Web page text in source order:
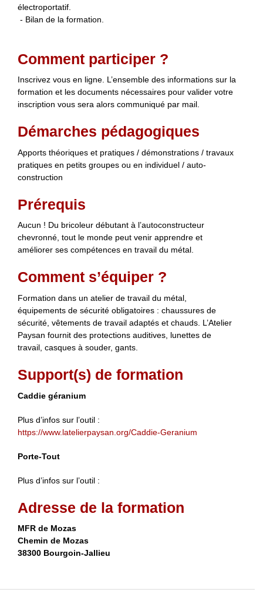
électroportatif.
- Bilan de la formation.
Comment participer ?
Inscrivez vous en ligne. L’ensemble des informations sur la
formation et les documents nécessaires pour valider votre
inscription vous sera alors communiqué par mail.
Démarches pédagogiques
Apports théoriques et pratiques / démonstrations / travaux
pratiques en petits groupes ou en individuel / auto-
construction
Prérequis
Aucun ! Du bricoleur débutant à l’autoconstructeur
chevronné, tout le monde peut venir apprendre et
améliorer ses compétences en travail du métal.
Comment s’équiper ?
Formation dans un atelier de travail du métal,
équipements de sécurité obligatoires : chaussures de
sécurité, vêtements de travail adaptés et chauds. L’Atelier
Paysan fournit des protections auditives, lunettes de
travail, casques à souder, gants.
Support(s) de formation
Caddie géranium
Plus d’infos sur l’outil :
https://www.latelierpaysan.org/Caddie-Geranium
Porte-Tout
Plus d’infos sur l’outil :
Adresse de la formation
MFR de Mozas
Chemin de Mozas
38300 Bourgoin-Jallieu